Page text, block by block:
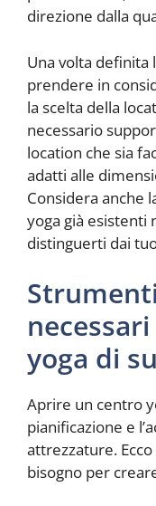
direzione dalla
Una volta definita
prendere in
la scelta della
necessario
location che sia
adatti alle
Considera anche
yoga già esistenti
distinguerti dai
yoga di
Aprire un centro
pianificazione e
attrezzature.
bisogno per